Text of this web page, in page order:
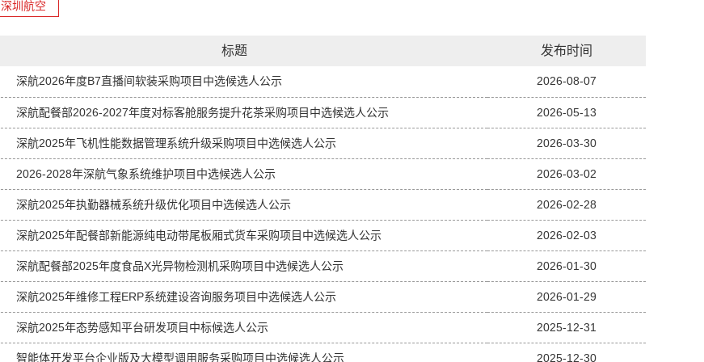
深圳航空
标题 发布时间
深航2026年度B7直播间软装采购项目中选候选人公示 2026-08-07
深航配餐部2026-2027年度对标客舱服务提升花茶采购项目中选候选人公示 2026-05-13
深航2025年飞机性能数据管理系统升级采购项目中选候选人公示 2026-03-30
2026-2028年深航气象系统维护项目中选候选人公示 2026-03-02
深航2025年执勤器械系统升级优化项目中选候选人公示 2026-02-28
深航2025年配餐部新能源纯电动带尾板厢式货车采购项目中选候选人公示 2026-02-03
深航配餐部2025年度食品X光异物检测机采购项目中选候选人公示 2026-01-30
深航2025年维修工程ERP系统建设咨询服务项目中选候选人公示 2026-01-29
深航2025年态势感知平台研发项目中标候选人公示 2025-12-31
智能体开发平台企业版及大模型调用服务采购项目中选候选人公示 2025-12-30